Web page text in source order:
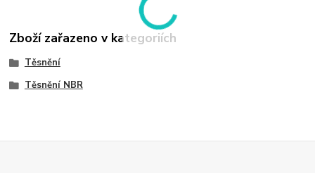
Zboží zařazeno v kategoriích
Těsnění
Těsnění NBR